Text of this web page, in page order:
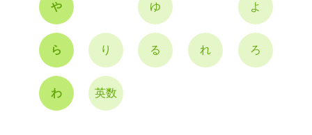
や ゆ よ
ら り る れ ろ
わ 英数